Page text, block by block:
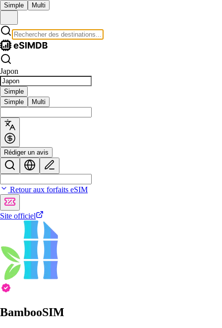
Simple Multi
Japon
Simple
Simple
Multi
Rédiger un avis
Retour aux forfaits eSIM
Site officiel
BambooSIM